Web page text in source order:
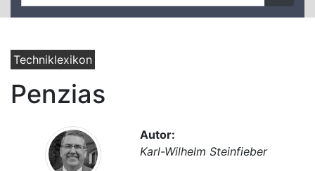
Techniklexikon
Penzias
Autor:
Karl-Wilhelm Steinfieber